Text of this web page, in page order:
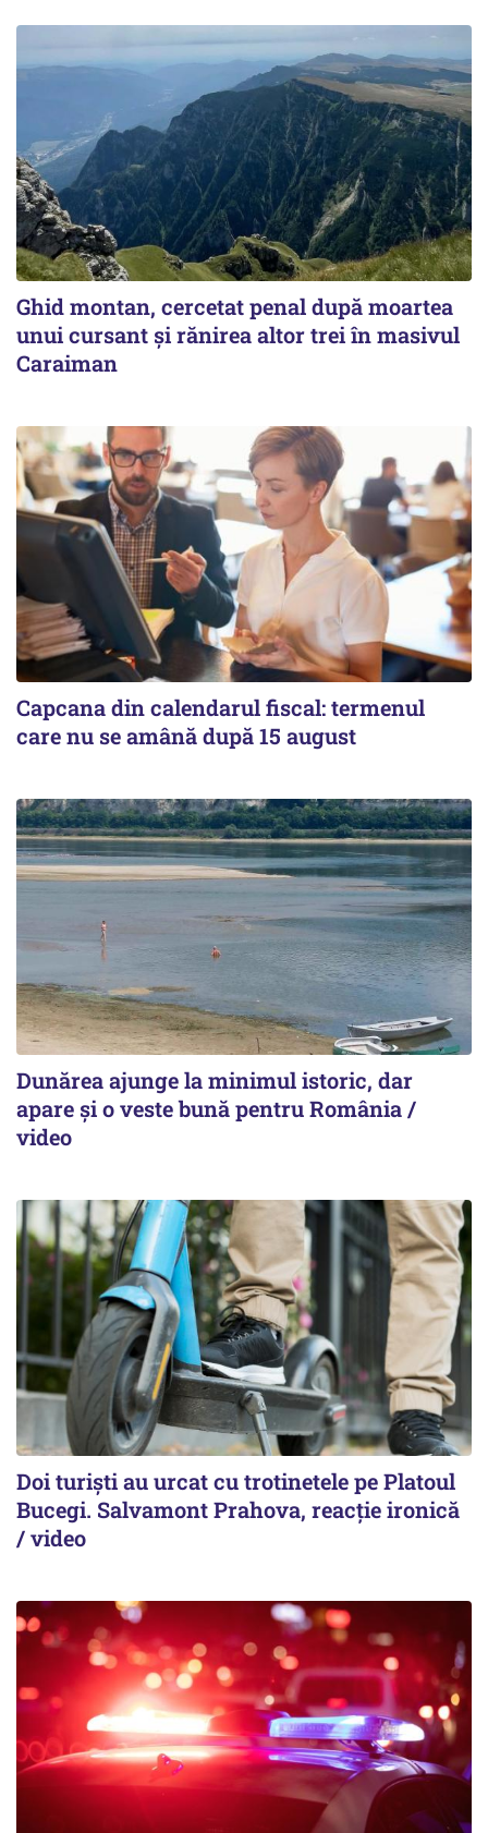
Ghid montan, cercetat penal după moartea
unui cursant și rănirea altor trei în masivul
Caraiman
Capcana din calendarul fiscal: termenul
care nu se amână după 15 august
Dunărea ajunge la minimul istoric, dar
apare și o veste bună pentru România /
video
Doi turiști au urcat cu trotinetele pe Platoul
Bucegi. Salvamont Prahova, reacție ironică
/ video